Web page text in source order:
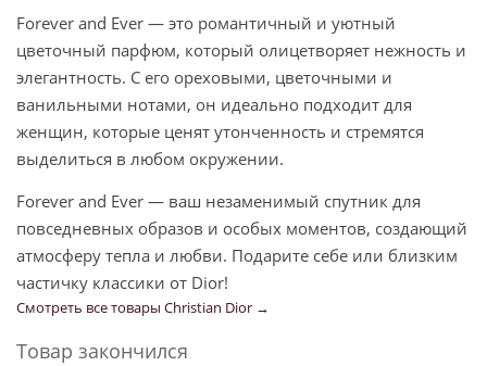
Forever and Ever — это романтичный и уютный
цветочный парфюм, который олицетворяет нежность и
элегантность. С его ореховыми, цветочными и
ванильными нотами, он идеально подходит для
женщин, которые ценят утонченность и стремятся
выделиться в любом окружении.
Forever and Ever — ваш незаменимый спутник для
повседневных образов и особых моментов, создающий
атмосферу тепла и любви. Подарите себе или близким
частичку классики от Dior!
Смотреть все товары Christian Dior →
Товар закончился